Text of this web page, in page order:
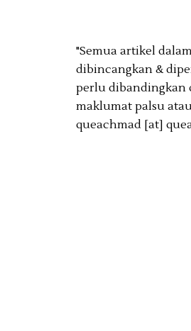
"Semua artikel
dibincangkan &
perlu dibandingkan
maklumat palsu
queachmad [at]